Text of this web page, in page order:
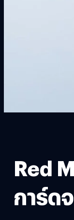
Red
การ์ด